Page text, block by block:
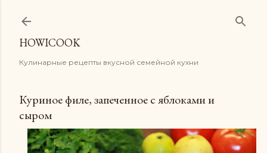
HOWICOOK
Кулинарные рецепты вкусной семейной кухни
Куриное филе, запеченное с яблоками и
сыром